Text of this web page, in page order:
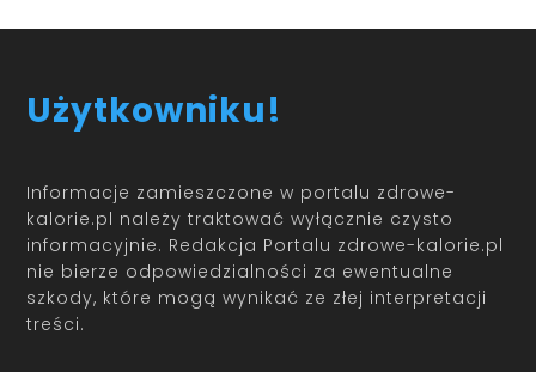
Użytkowniku!
Informacje zamieszczone w portalu zdrowe-
kalorie.pl należy traktować wyłącznie czysto
informacyjnie. Redakcja Portalu zdrowe-kalorie.pl
nie bierze odpowiedzialności za ewentualne
szkody, które mogą wynikać ze złej interpretacji
treści.